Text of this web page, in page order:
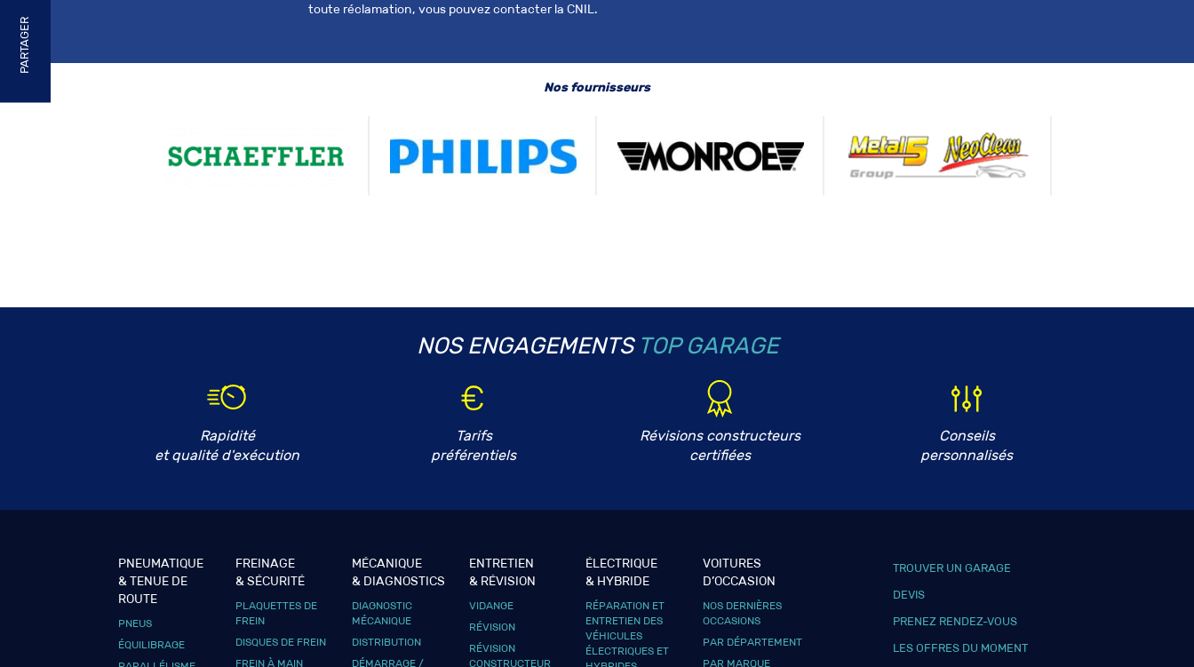
PARTAGER
toute réclamation, vous pouvez contacter la CNIL.
Nom * Prénom *
Demande de prestation *
Marque *
Kilométrage *
ÉTAPE PRÉCÉDENTE
Nos fournisseurs
NOS ENGAGEMENTS TOP GARAGE
Rapidité
et qualité d'exécution
Tarifs
préférentiels
Révisions constructeurs
certifiées
Conseils
personnalisés
PNEUMATIQUE
& TENUE DE
ROUTE
PNEUS
ÉQUILIBRAGE
FREINAGE
& SÉCURITÉ
PLAQUETTES DE
FREIN
DISQUES DE FREIN
FREIN À MAIN
MÉCANIQUE
& DIAGNOSTICS
DIAGNOSTIC
MÉCANIQUE
DISTRIBUTION
DÉMARRAGE /
ENTRETIEN
& RÉVISION
VIDANGE
RÉVISION
RÉVISION
CONSTRUCTEUR
ÉLECTRIQUE
& HYBRIDE
RÉPARATION ET
ENTRETIEN DES
VÉHICULES
ÉLECTRIQUES ET
VOITURES
D’OCCASION
NOS DERNIÈRES
OCCASIONS
PAR DÉPARTEMENT
PAR MARQUE
TROUVER UN GARAGE
DEVIS
PRENEZ RENDEZ-VOUS
LES OFFRES DU MOMENT